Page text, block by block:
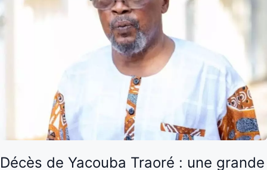
Décès de Yacouba Traoré : une grande